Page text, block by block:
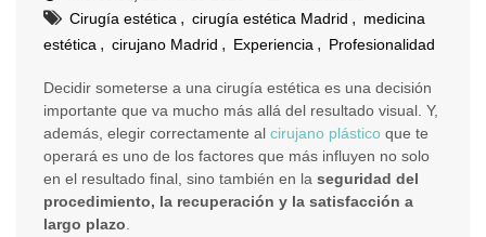
Cirugía estética , cirugía estética Madrid , medicina
estética , cirujano Madrid , Experiencia , Profesionalidad
Decidir someterse a una cirugía estética es una decisión
importante que va mucho más allá del resultado visual. Y,
además, elegir correctamente al cirujano plástico que te
operará es uno de los factores que más influyen no solo
en el resultado final, sino también en la seguridad del
procedimiento, la recuperación y la satisfacción a
largo plazo